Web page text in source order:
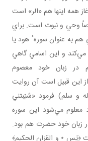
همه اينها هم «الر» است
وحي و نبوت است. براي
به عنوان سورهٴ هود يا
مي‌كند و اين اسامي گاهي
در زبان خود معصوم
اين قبيل است آن روايت
و سلم) فرمود «شيّبتني
معلوم مي‌شود اين سوره
زبان خود حضرت هم بود.
٭ و القرٰان الحكيم﴾